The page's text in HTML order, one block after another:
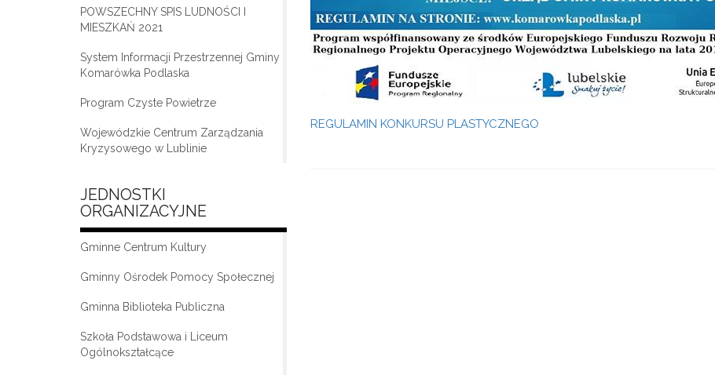
POWSZECHNY SPIS LUDNOŚCI I
MIESZKAŃ 2021
System Informacji Przestrzennej Gminy
Komarówka Podlaska
Program Czyste Powietrze
Wojewódzkie Centrum Zarządzania
Kryzysowego w Lublinie
JEDNOSTKI
ORGANIZACYJNE
Gminne Centrum Kultury
Gminny Ośrodek Pomocy Społecznej
„Moda na seniora – klub seniora w
Gminna Biblioteka Publiczna
Szkoła Podstawowa i Liceum
Ogólnokształcące
REGULAMIN KONKURSU PLASTYCZNEGO